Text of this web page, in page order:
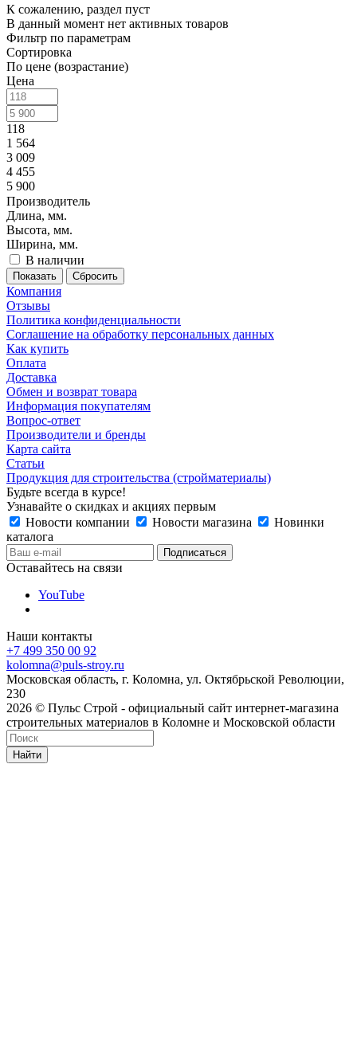
К сожалению, раздел пуст
В данный момент нет активных товаров
Фильтр по параметрам
Сортировка
По цене (возрастание)
Цена
118
1 564
3 009
4 455
5 900
Производитель
Длина, мм.
Высота, мм.
Ширина, мм.
В наличии
Сбросить
Компания
Отзывы
Политика конфиденциальности
Соглашение на обработку персональных данных
Как купить
Оплата
Доставка
Обмен и возврат товара
Информация покупателям
Вопрос-ответ
Производители и бренды
Карта сайта
Статьи
Продукция для строительства (стройматериалы)
Будьте всегда в курсе!
Узнавайте о скидках и акциях первым
Новости компании
Новости магазина
Новинки
каталога
Оставайтесь на связи
YouTube
Наши контакты
+7 499 350 00 92
kolomna@puls-stroy.ru
Московская область, г. Коломна, ул. Октябрьской Революции,
230
2026 © Пульс Строй - официальный сайт интернет-магазина
строительных материалов в Коломне и Московской области
Найти